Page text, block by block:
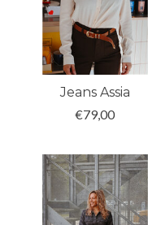
Jeans Assia
€79,00